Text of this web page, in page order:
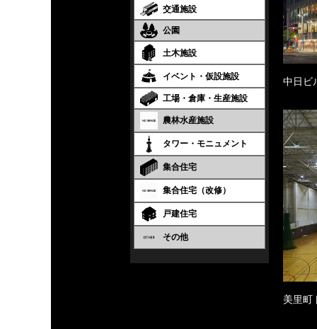
交通施設
公園
土木施設
イベント・仮設施設
工場・倉庫・生産施設
農林水産施設
タワー・モニュメント
集合住宅
集合住宅（改修）
戸建住宅
その他
中日ビ
美里町